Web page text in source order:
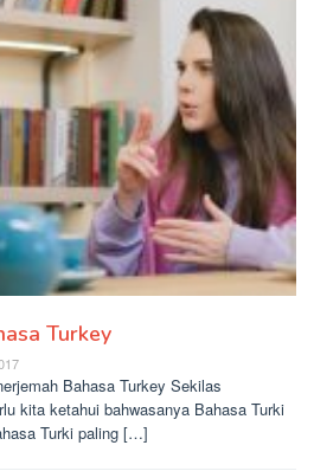
Turkey
Bahasa Turkey Sekilas
kita ketahui bahwasanya Bahasa Turki
Turki paling […]